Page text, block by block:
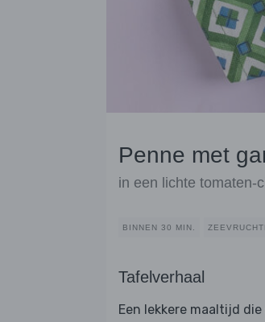
Penne met
in een lichte tomaten-
BINNEN 30 MIN.
Tafelverhaal
Een lekkere maaltijd